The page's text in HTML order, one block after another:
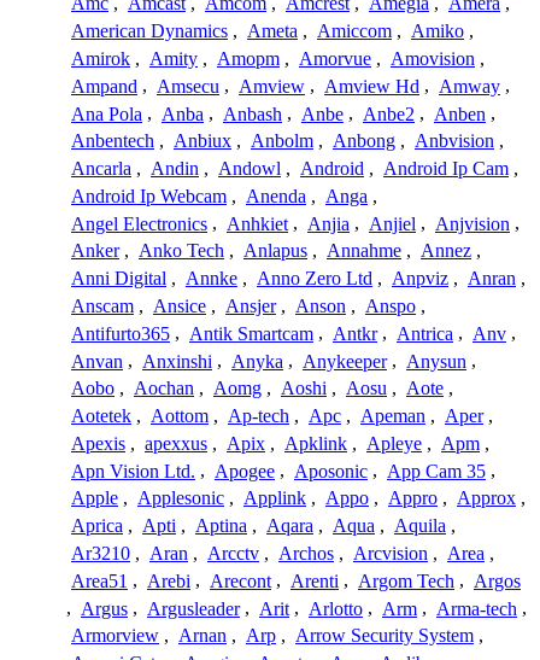
American Dynamics , Ameta , Amiccom , Amiko ,
Amirok , Amity , Amopm , Amorvue , Amovision ,
Ampand , Amsecu , Amview , Amview Hd , Amway ,
Ana Pola , Anba , Anbash , Anbe , Anbe2 , Anben ,
Anbentech , Anbiux , Anbolm , Anbong , Anbvision ,
Ancarla , Andin , Andowl , Android , Android Ip Cam ,
Android Ip Webcam , Anenda , Anga ,
Angel Electronics , Anhkiet , Anjia , Anjiel , Anjvision ,
Anker , Anko Tech , Anlapus , Annahme , Annez ,
Anni Digital , Annke , Anno Zero Ltd , Anpviz , Anran ,
Anscam , Ansice , Ansjer , Anson , Anspo ,
Antifurto365 , Antik Smartcam , Antkr , Antrica , Anv ,
Anvan , Anxinshi , Anyka , Anykeeper , Anysun ,
Aobo , Aochan , Aomg , Aoshi , Aosu , Aote ,
Aotetek , Aottom , Ap-tech , Apc , Apeman , Aper ,
Apexis , apexxus , Apix , Apklink , Apleye , Apm ,
Apn Vision Ltd. , Apogee , Aposonic , App Cam 35 ,
Apple , Applesonic , Applink , Appo , Appro , Approx ,
Aprica , Apti , Aptina , Aqara , Aqua , Aquila ,
Ar3210 , Aran , Arcctv , Archos , Arcvision , Area ,
Area51 , Arebi , Arecont , Arenti , Argom Tech , Argos
, Argus , Argusleader , Arit , Arlotto , Arm , Arma-tech ,
Armorview , Arnan , Arp , Arrow Security System ,